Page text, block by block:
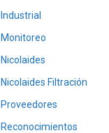
Industrial
Monitoreo
Nicolaides
Nicolaides Filtración
Proveedores
Reconocimientos